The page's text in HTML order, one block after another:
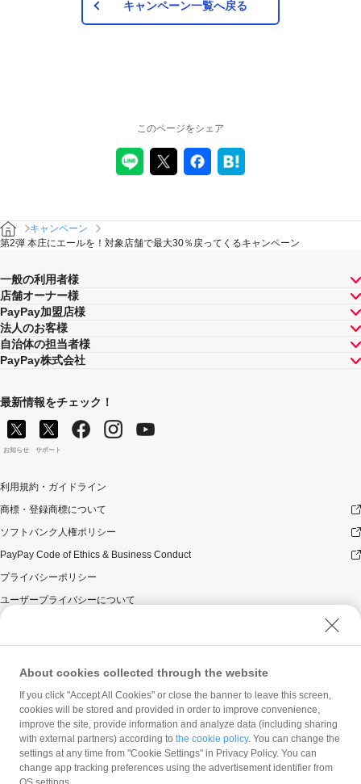
が同時開催する他の総付キャンペーンの中で、付与され
す。PayPay株式会社が指定する場合を除き、それらが重
複適用されることはありません。
ときにはそれらも適用されますが、1回のお支払いについ
てのPayPayボーナスの付与率は、合計で支払額の66.5％
す）。ただし、上記上限は、マイナポイント付与期間中
（2020年9月1日～2021年3月31日）のお支払いに適用さ
れるものであり、2021年4月1日以降は変更予定です。
キャンペーン内容および適用条件を予告なく変更する場
合や、キャンペーン自体を予告なく中止する場合があり
ます。
場合は、本キャンペーンの対象とはなりませんのでご注
対象のお支払方法にてお支払いいただいた際に、仮に本
キャンペーンを適用すると、本キャンペーンによるキャ
当となるよう付与いたします（付与額の合計がキャンペ
ーン期間中5,000円相当を超えることはございません）。
本キャンペーンの対象となった加盟店との契約の一部に
「取消し等」といいます。）となった場合、理由の如何
にかかわらず、また返金の有無にかかわらず、当該取消
取り消されます。
本キャンペーンの対象となった加盟店との契約について
合計」は、当該取消し等をした時点から将来に向かって
付与合計」が5,000円相当に到達して以降に取消し等を行
った方が、当該取消し等の前に、PayPay決済をしていた
場合であっても、当該取消し等によって取消し等の前に
行った決済が本キャンペーンの対象となることはありま
せん。
キャンペーン一覧へ戻る
このページをシェア
キャンペーン
第2弾 本庄にエールを！対象店舗で最大30％戻ってくるキャンペーン
一般の利用者様
店舗オーナー様
PayPay加盟店様
法人のお客様
自治体の担当者様
PayPay株式会社
最新情報をチェック！
お知らせ サポート
利用規約・ガイドライン
商標・登録商標について
ソフトバンク人権ポリシー
PayPay Code of Ethics & Business Conduct
プライバシーポリシー
ユーザープライバシーについて
ウェブサイト利用規約
反社会的勢力に対する方針
勧誘方針
マネロン等基本方針
カスタマーハラスメントに関する当社の考え方
About cookies collected through the website
If you click "Accept All Cookies" or close the banner to leave this screen,
cookies will be stored and provided in order to improve convenience,
improve the site, provide information and analyze data (including sharing
with external partners) according to the cookie policy. You can change the
settings at any time from "Cookie Settings" in Privacy Policy. You can
change app tracking preferences using the advertisement identifier from